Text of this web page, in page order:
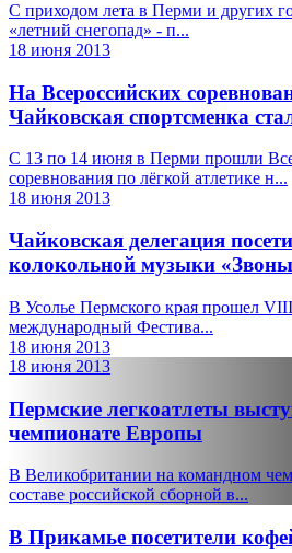
С приходом лета в Перми и других
«летний снегопад» - п...
18 июня 2013
На Всероссийских
Чайковская спортсменка
С 13 по 14 июня в Перми прошли
соревнования по лёгкой атлетике н...
18 июня 2013
Чайковская делегация
колокольной музыки
В Усолье Пермского края прошел
международный Фестива...
18 июня 2013
18 июня 2013
Пермские легкоатлеты
чемпионате Европы
В Великобритании на командном
составе российской сборной в...
В Прикамье посетители